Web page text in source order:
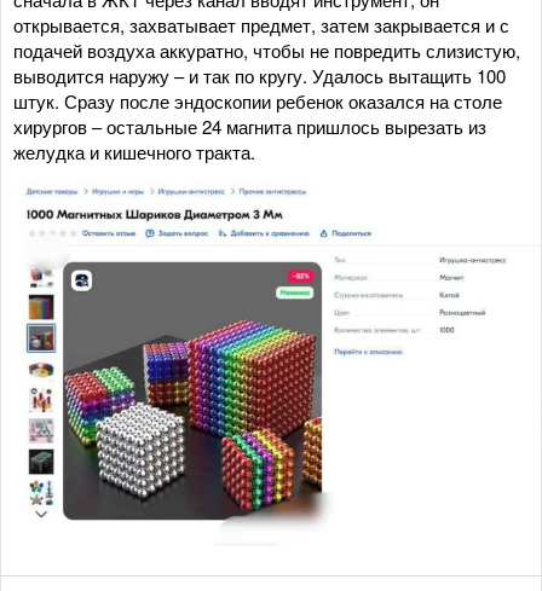
открывается, захватывает предмет, затем закрывается и с
подачей воздуха аккуратно, чтобы не повредить слизистую,
выводится наружу – и так по кругу. Удалось вытащить 100
штук. Сразу после эндоскопии ребенок оказался на столе
хирургов – остальные 24 магнита пришлось вырезать из
желудка и кишечного тракта.